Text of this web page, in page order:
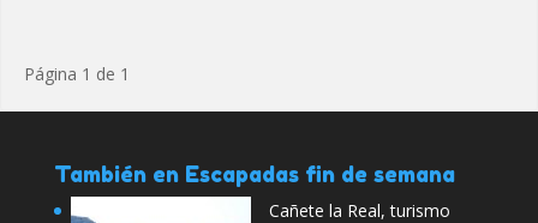
Página 1 de 1
También en Escapadas fin de semana
Cañete la Real, turismo